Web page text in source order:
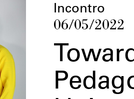
Incontro
06/05/2022